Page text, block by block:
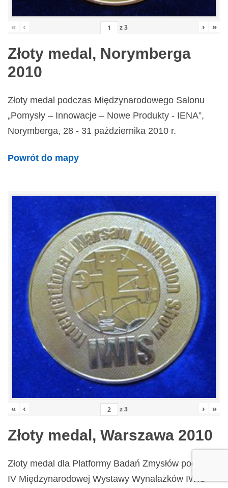
« ‹ z3 › »
Złoty medal, Norymberga
2010
Złoty medal podczas Międzynarodowego Salonu
„Pomysły – Innowacje – Nowe Produkty - IENA”,
Norymberga, 28 - 31 października 2010 r.
Powrót do mapy
« ‹ z3 › »
Złoty medal, Warszawa 2010
Złoty medal dla Platformy Badań Zmysłów podczas
IV Międzynarodowej Wystawy Wynalazków IWIS